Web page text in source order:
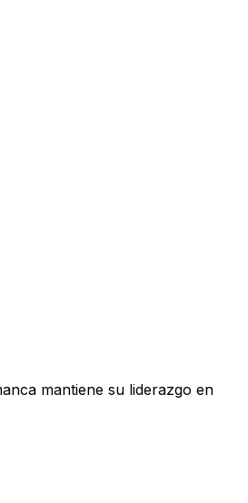
mantiene su liderazgo en